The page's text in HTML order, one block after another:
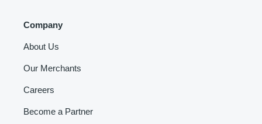
Company
About Us
Our Merchants
Careers
Become a Partner